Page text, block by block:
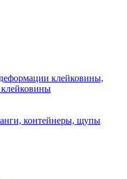
клейковины,
клейковины
контейнеры, щупы